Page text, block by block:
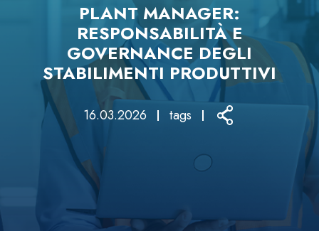
PLANT MANAGER:
RESPONSABILITÀ E
GOVERNANCE DEGLI
STABILIMENTI PRODUTTIVI
16.03.2026 tags